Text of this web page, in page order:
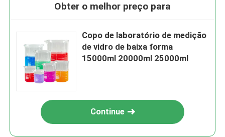
Obter o melhor preço para
Copo de laboratório de medição
de vidro de baixa forma
15000ml 20000ml 25000ml
Continue